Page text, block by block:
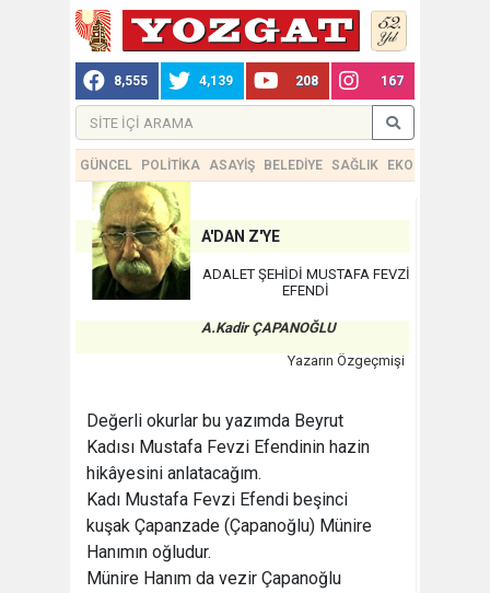
8,555 4,139 208 167
GÜNCEL POLİTİKA ASAYİŞ BELEDİYE SAĞLIK EKONOMİ
A'DAN Z'YE
​ADALET ŞEHİDİ MUSTAFA FEVZİ
EFENDİ
A.Kadir ÇAPANOĞLU
Yazarın Özgeçmişi
Değerli okurlar bu yazımda Beyrut
Kadısı Mustafa Fevzi Efendinin hazin
hikâyesini anlatacağım.
Kadı Mustafa Fevzi Efendi beşinci
kuşak Çapanzade (Çapanoğlu) Münire
Hanımın oğludur.
Münire Hanım da vezir Çapanoğlu